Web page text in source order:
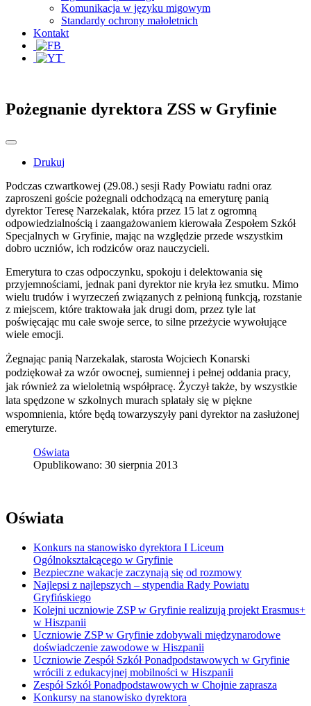
Komunikacja w języku migowym
Standardy ochrony małoletnich
Kontakt
Pożegnanie dyrektora ZSS w Gryfinie
Drukuj
Podczas czwartkowej (29.08.) sesji Rady Powiatu radni oraz
zaproszeni goście pożegnali odchodzącą na emeryturę panią
dyrektor Teresę Narzekalak, która przez 15 lat z ogromną
odpowiedzialnością i zaangażowaniem kierowała Zespołem Szkół
Specjalnych w Gryfinie, mając na względzie przede wszystkim
dobro uczniów, ich rodziców oraz nauczycieli.
Emerytura to czas odpoczynku, spokoju i delektowania się
przyjemnościami, jednak pani dyrektor nie kryła łez smutku. Mimo
wielu trudów i wyrzeczeń związanych z pełnioną funkcją, rozstanie
z miejscem, które traktowała jak drugi dom, przez tyle lat
poświęcając mu całe swoje serce, to silne przeżycie wywołujące
wiele emocji.
Żegnając panią Narzekalak, starosta Wojciech Konarski
podziękował za wzór owocnej, sumiennej i pełnej oddania pracy,
jak również za wieloletnią współpracę. Życzył także, by wszystkie
lata spędzone w szkolnych murach splatały się w piękne
wspomnienia, które będą towarzyszyły pani dyrektor na zasłużonej
emeryturze.
Oświata
Opublikowano: 30 sierpnia 2013
Oświata
Konkurs na stanowisko dyrektora I Liceum
Ogólnokształcącego w Gryfinie
Bezpieczne wakacje zaczynają się od rozmowy
Najlepsi z najlepszych – stypendia Rady Powiatu
Gryfińskiego
Kolejni uczniowie ZSP w Gryfinie realizują projekt Erasmus+
w Hiszpanii
Uczniowie ZSP w Gryfinie zdobywali międzynarodowe
doświadczenie zawodowe w Hiszpanii
Uczniowie Zespół Szkół Ponadpodstawowych w Gryfinie
wrócili z edukacyjnej mobilności w Hiszpanii
Zespół Szkół Ponadpodstawowych w Chojnie zaprasza
Konkursy na stanowisko dyrektora